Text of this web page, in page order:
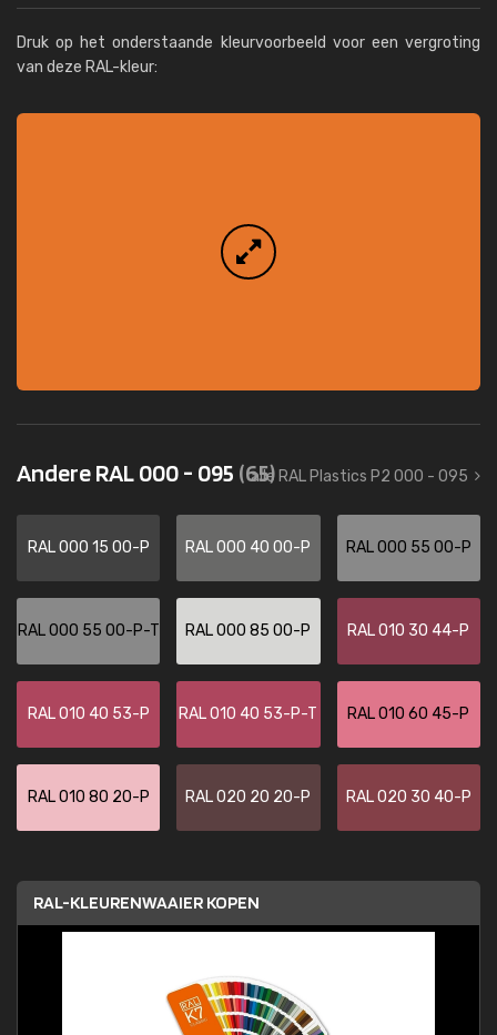
Druk op het onderstaande kleurvoorbeeld voor een vergroting
van deze RAL-kleur:
Andere RAL 000 - 095 (65)
alle RAL Plastics P2 000 - 095
RAL 000 15 00-P RAL 000 40 00-P RAL 000 55 00-P
RAL 000 55 00-P-T RAL 000 85 00-P RAL 010 30 44-P
RAL 010 40 53-P RAL 010 40 53-P-T RAL 010 60 45-P
RAL 010 80 20-P RAL 020 20 20-P RAL 020 30 40-P
RAL-KLEURENWAAIER KOPEN